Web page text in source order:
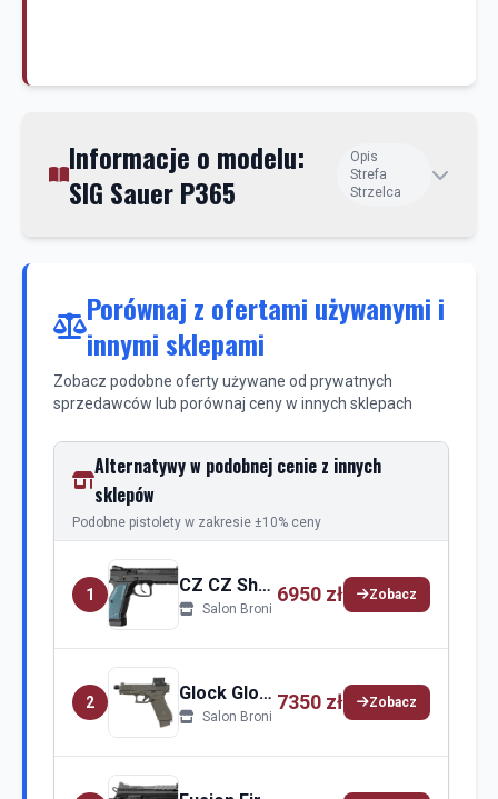
Informacje o modelu:
SIG Sauer P365
Opis
Strefa
Strzelca
Porównaj z ofertami używanymi i
innymi sklepami
Zobacz podobne oferty używane od prywatnych
sprzedawców lub porównaj ceny w innych sklepach
Alternatywy w podobnej cenie z innych
sklepów
Podobne pistolety w zakresie ±10% ceny
1 CZ CZ Shadow 2
Salon Broni
6950 zł Zobacz
2 Glock Glock 45
Salon Broni
7350 zł Zobacz